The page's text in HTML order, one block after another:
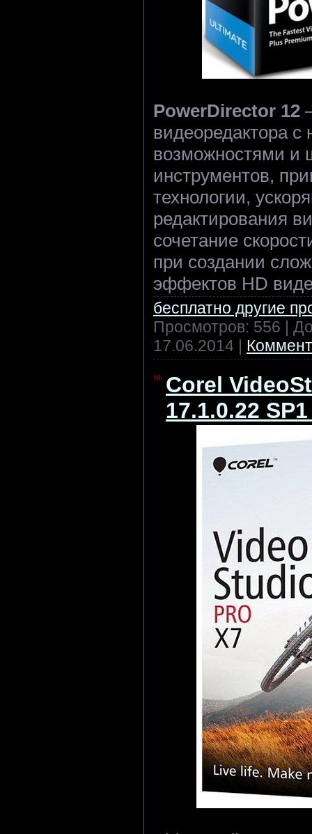
PowerDirector 12
видеоредактора
возможностями и
инструментов,
технологии,
редактирования
сочетание
при создании
эффектов HD
бесплатно другие
Просмотров: 556 |
17.06.2014 |
Corel
17.1.0.22